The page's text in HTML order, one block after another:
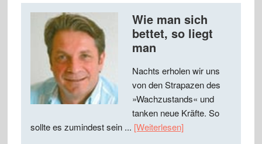
Wie man sich
bettet, so liegt
man
Nachts erholen wir uns
von den Strapazen des
»Wachzustands« und
tanken neue Kräfte. So
sollte es zumindest sein ... [Weiterlesen]